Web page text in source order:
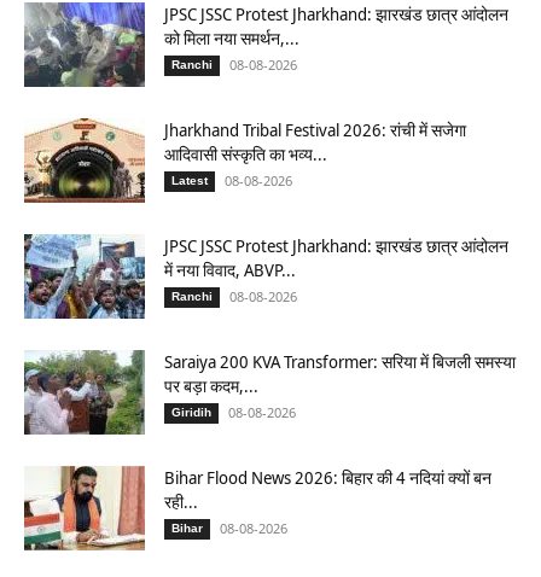
JPSC JSSC Protest Jharkhand: झारखंड छात्र आंदोलन
को मिला नया समर्थन,...
Ranchi 08-08-2026
Jharkhand Tribal Festival 2026: रांची में सजेगा
आदिवासी संस्कृति का भव्य...
Latest 08-08-2026
JPSC JSSC Protest Jharkhand: झारखंड छात्र आंदोलन
में नया विवाद, ABVP...
Ranchi 08-08-2026
Saraiya 200 KVA Transformer: सरिया में बिजली समस्या
पर बड़ा कदम,...
Giridih 08-08-2026
Bihar Flood News 2026: बिहार की 4 नदियां क्यों बन
रही...
Bihar 08-08-2026